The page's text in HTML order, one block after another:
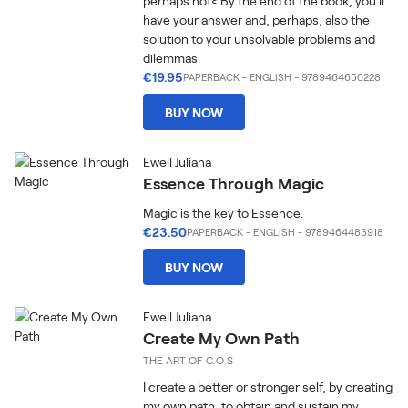
have your answer and, perhaps, also the
solution to your unsolvable problems and
dilemmas.
€19.95PAPERBACK - ENGLISH - 9789464650228
BUY NOW
Ewell Juliana
Essence Through Magic
Magic is the key to Essence.
€23.50PAPERBACK - ENGLISH - 9789464483918
BUY NOW
Ewell Juliana
Create My Own Path
THE ART OF C.O.S
I create a better or stronger self, by creating